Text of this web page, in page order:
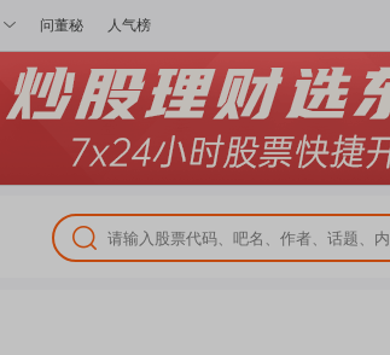
问董秘 人气榜